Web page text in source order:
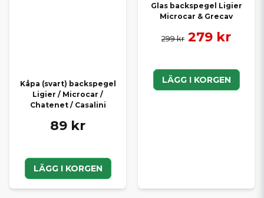
Kåpa (svart) backspegel
Ligier / Microcar /
Chatenet / Casalini
89 kr
LÄGG I KORGEN
Glas backspegel Ligier
Microcar & Grecav
299 kr 279 kr
LÄGG I KORGEN